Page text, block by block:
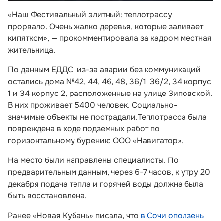
«Наш Фестивальный элитный: теплотрассу
прорвало. Очень жалко деревья, которые заливает
кипятком», — прокомментировала за кадром местная
жительница.
По данным ЕДДС, из-за аварии без коммуникаций
остались дома №42, 44, 46, 48, 36/1, 36/2, 34 корпус
1 и 34 корпус 2, расположенные на улице Зиповской.
В них проживает 5400 человек. Социально-
значимые объекты не пострадали.Теплотрасса была
повреждена в ходе подземных работ по
горизонтальному бурению ООО «Навигатор».
На место были направлены специалисты. По
предварительным данным, через 6-7 часов, к утру 20
декабря подача тепла и горячей воды должна была
быть восстановлена.
Ранее «Новая Кубань» писала, что в Сочи оползень